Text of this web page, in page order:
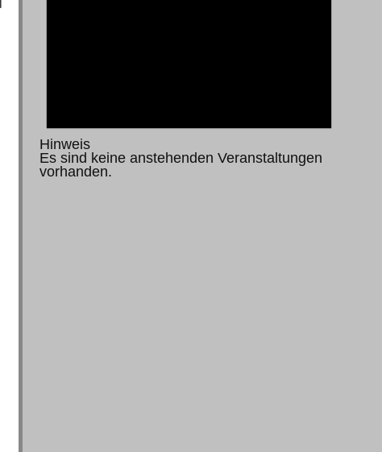
Hinweis
Es sind keine anstehenden Veranstaltungen
vorhanden.